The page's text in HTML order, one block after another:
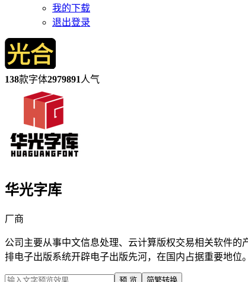
我的下载
退出登录
138款字体2979891 人气
华光字库
厂商
公司主要从事中文信息处理、云计算版权交易相关软件
排电子出版系统开辟电子出版先河，在国内占据重要地位